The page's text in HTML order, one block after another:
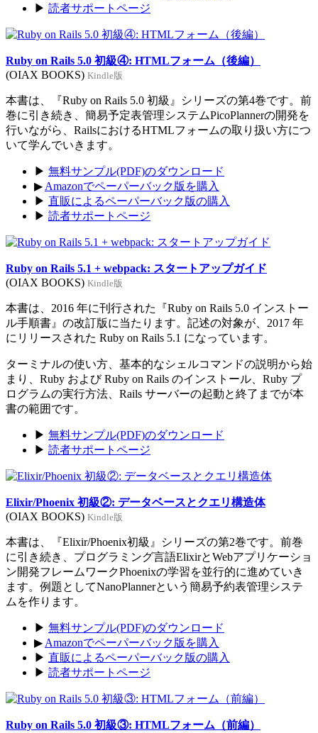
▶ 読者サポートページ
Ruby on Rails 5.0 初級④: HTMLフォーム（後編）
(OIAX BOOKS) Kindle版
本書は、『Ruby on Rails 5.0 初級』シリーズの第4巻です。前
巻に引き続き、簡易予定表管理システムPicoPlannerの開発を
行いながら、RailsにおけるHTMLフォームの取り扱い方につ
いて学んでいきます。
▶ 無料サンプル(PDF)のダウンロード
▶ Amazonでペーパーバック版を購入
▶ 直販によるペーパーバック版の購入
▶ 読者サポートページ
Ruby on Rails 5.1 + webpack: スタートアップガイド
(OIAX BOOKS) Kindle版
本書は、2016 年に刊行された『Ruby on Rails 5.0 インストー
ル手順書』の改訂版に当たります。記述の対象が、2017 年
にリリースされた Ruby on Rails 5.1 になっています。
ターミナルの使い方、基本的なシェルコマンドの説明から始
まり、Ruby および Ruby on Rails のインストール、Ruby プ
ログラムの実行方法、Rails サーバーの起動と終了までが本
書の範囲です。
▶ 無料サンプル(PDF)のダウンロード
▶ 読者サポートページ
Elixir/Phoenix 初級②: データベースとクエリ構造体
(OIAX BOOKS) Kindle版
本書は、『Elixir/Phoenix初級』シリーズの第2巻です。前巻
に引き続き、プログラミング言語ElixirとWebアプリケーショ
ン開発フレームワークPhoenixの学習を並行的に進めていき
ます。例題としてNanoPlannerという簡易予約表管理システ
ムを作ります。
▶ 無料サンプル(PDF)のダウンロード
▶ Amazonでペーパーバック版を購入
▶ 直販によるペーパーバック版の購入
▶ 読者サポートページ
Ruby on Rails 5.0 初級③: HTMLフォーム（前編）